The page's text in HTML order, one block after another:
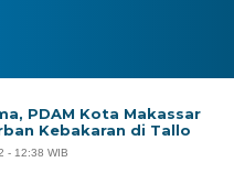
PDAM Kota Makassar
Kebakaran di Tallo
- 12:38 WIB